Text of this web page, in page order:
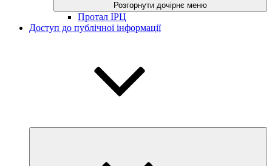
Розгорнути дочірнє меню
Протал ІРЦ
Доступ до публічної інформації